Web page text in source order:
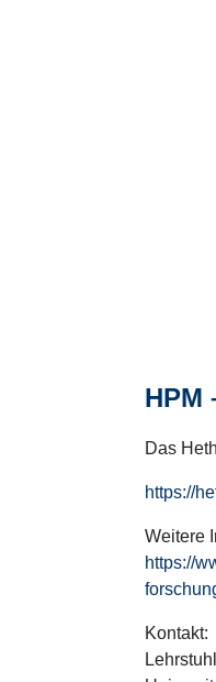
HPM
Das
https://
Weitere
https://
Kontakt: